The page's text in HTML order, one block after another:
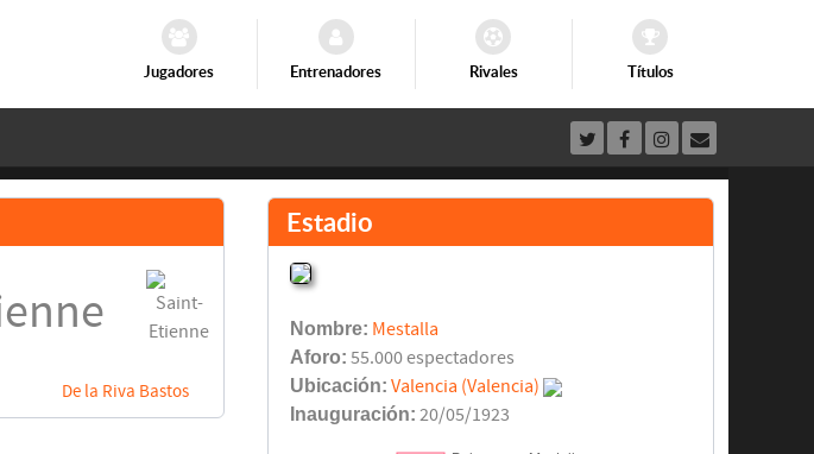
Jugadores Entrenadores Rivales Títulos
De la Riva Bastos
Estadio
Nombre: Mestalla
Aforo: 55.000 espectadores
Ubicación: Valencia (Valencia)
Inauguración: 20/05/1923